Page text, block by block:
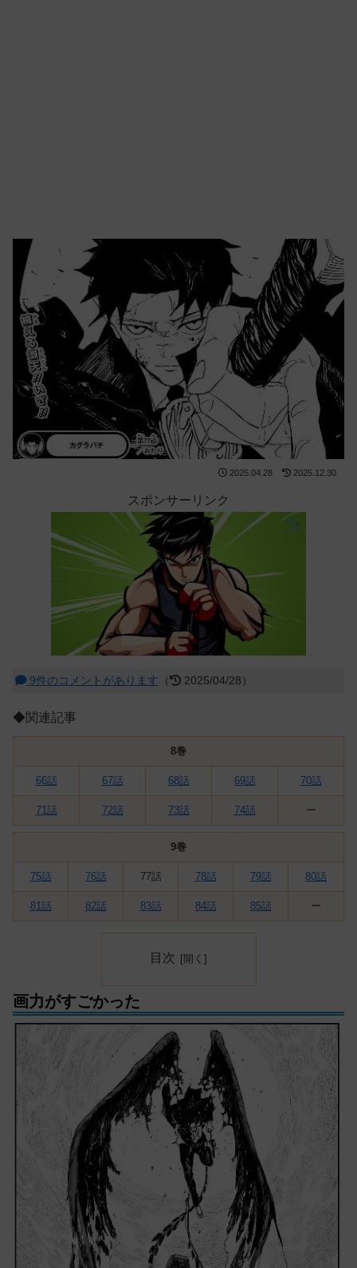
2025.04.28 2025.12.30
スポンサーリンク
9件のコメントがあります （ 2025/04/28）
◆関連記事
8巻
66話 67話 68話 69話 70話
71話 72話 73話 74話 ー
9巻
75話 76話 77話 78話 79話 80話
81話 82話 83話 84話 85話 ー
目次
画力がすごかった